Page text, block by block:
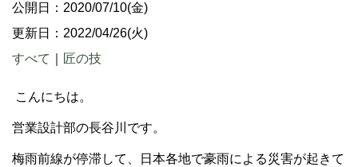
公開日：2020/07/10(金)
更新日：2022/04/26(火)
すべて
匠の技
こんにちは。
営業設計部の長谷川です。
梅雨前線が停滞して、日本各地で豪雨による災害が起きて